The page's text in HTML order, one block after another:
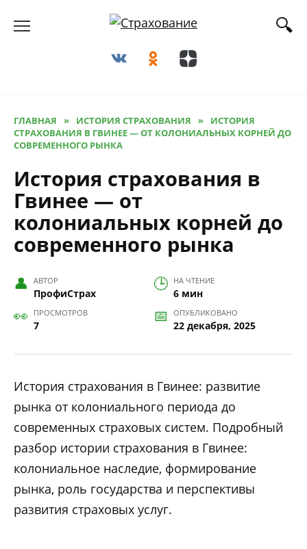
ГЛАВНАЯ » ИСТОРИЯ СТРАХОВАНИЯ »
ИСТОРИЯ
СТРАХОВАНИЯ В ГВИНЕЕ — ОТ КОЛОНИАЛЬНЫХ КОРНЕЙ ДО
СОВРЕМЕННОГО РЫНКА
История страхования в
Гвинее — от
колониальных корней до
современного рынка
АВТОР
ПрофиСтрах
НА ЧТЕНИЕ
6 мин
ПРОСМОТРОВ
7
ОПУБЛИКОВАНО
22 декабря, 2025
История страхования в Гвинее: развитие
рынка от колониального периода до
современных страховых систем. Подробный
разбор истории страхования в Гвинее:
колониальное наследие, формирование
рынка, роль государства и перспективы
развития страховых услуг.